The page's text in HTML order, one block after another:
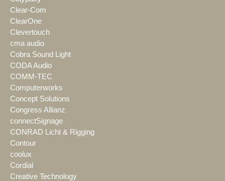
Clear-Com
ClearOne
Clevertouch
cma audio
Cobra Sound Light
CODA Audio
COMM-TEC
Computerworks
Concept Solutions
Congress Allianz
connectSignage
CONRAD Licht & Rigging
Contour
coolux
Cordial
Creative Technology